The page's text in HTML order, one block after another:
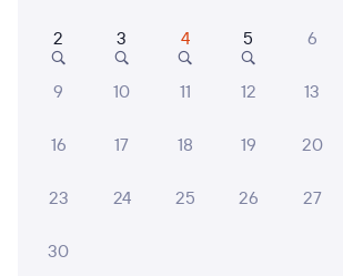
Частые вопросы
Что нужно, чтобы сесть в поезд?
Что делать, если ошибся при вводе
2 3 4 5 6
9 10 11 12 13
16 17 18 19 20
23 24 25 26 27
30